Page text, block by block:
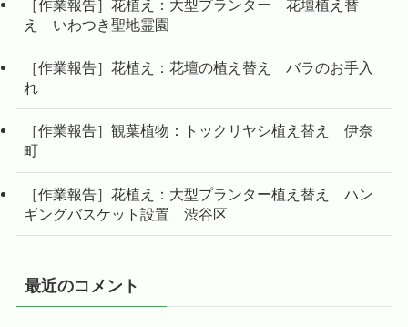
［作業報告］花植え：大型プランター 花壇植え替
え いわつき聖地霊園
［作業報告］花植え：花壇の植え替え バラのお手入
れ
［作業報告］観葉植物：トックリヤシ植え替え 伊奈
町
［作業報告］花植え：大型プランター植え替え ハン
ギングバスケット設置 渋谷区
最近のコメント